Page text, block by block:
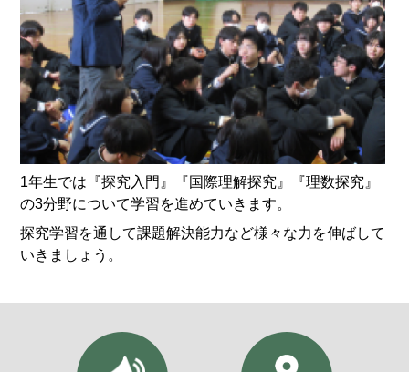
1年生では『探究入門』『国際理解探究』『理数探究』
の3分野について学習を進めていきます。
探究学習を通して課題解決能力など様々な力を伸ばして
いきましょう。